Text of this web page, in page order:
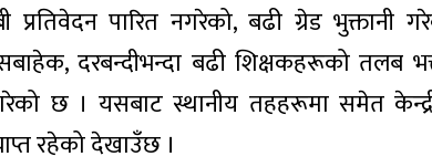
पारित नगरेको, बढी ग्रेड भुक्तानी
दरबन्दीभन्दा बढी शिक्षकहरूको तलब
छ । यसबाट स्थानीय तहहरूमा समेत
रहेको देखाउँछ ।